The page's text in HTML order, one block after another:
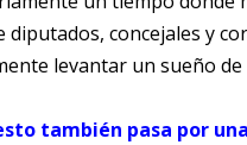
diputados, concejales y
levantar un sueño
también pasa por